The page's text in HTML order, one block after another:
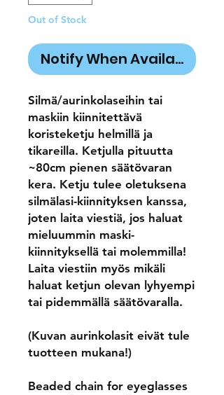
Out of Stock
Notify When Available
Silmä/aurinkolaseihin tai
maskiin kiinnitettävä
koristeketju helmillä ja
tikareilla. Ketjulla pituutta
~80cm pienen säätövaran
kera. Ketju tulee oletuksena
silmälasi-kiinnityksen kanssa,
joten laita viestiä, jos haluat
mieluummin maski-
kiinnityksellä tai molemmilla!
Laita viestiin myös mikäli
haluat ketjun olevan lyhyempi
tai pidemmällä säätövaralla.
(Kuvan aurinkolasit eivät tule
tuotteen mukana!)
Beaded chain for eyeglasses